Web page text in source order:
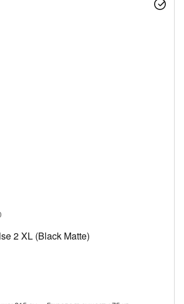
2 XL (Black Matte)